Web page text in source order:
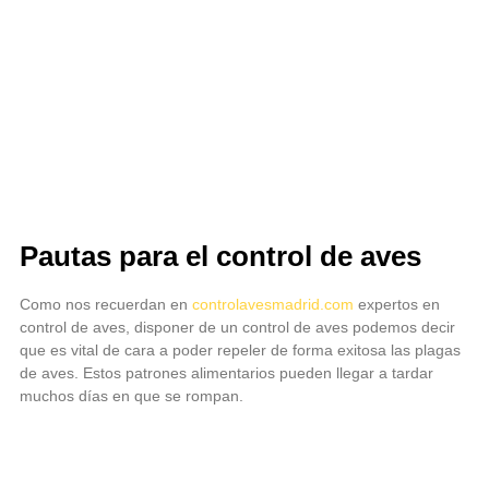
Pautas para el control de aves
Como nos recuerdan en controlavesmadrid.com expertos en
control de aves, disponer de un control de aves podemos decir
que es vital de cara a poder repeler de forma exitosa las plagas
de aves. Estos patrones alimentarios pueden llegar a tardar
muchos días en que se rompan.